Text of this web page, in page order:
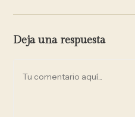
Deja una respuesta